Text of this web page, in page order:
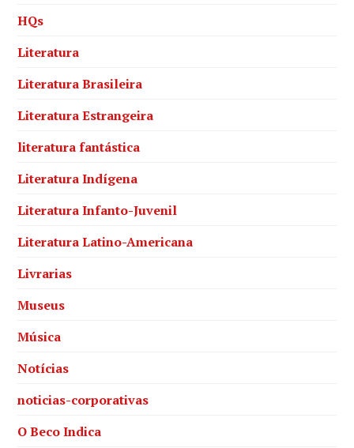
HQs
Literatura
Literatura Brasileira
Literatura Estrangeira
literatura fantástica
Literatura Indígena
Literatura Infanto-Juvenil
Literatura Latino-Americana
Livrarias
Museus
Música
Notícias
noticias-corporativas
O Beco Indica